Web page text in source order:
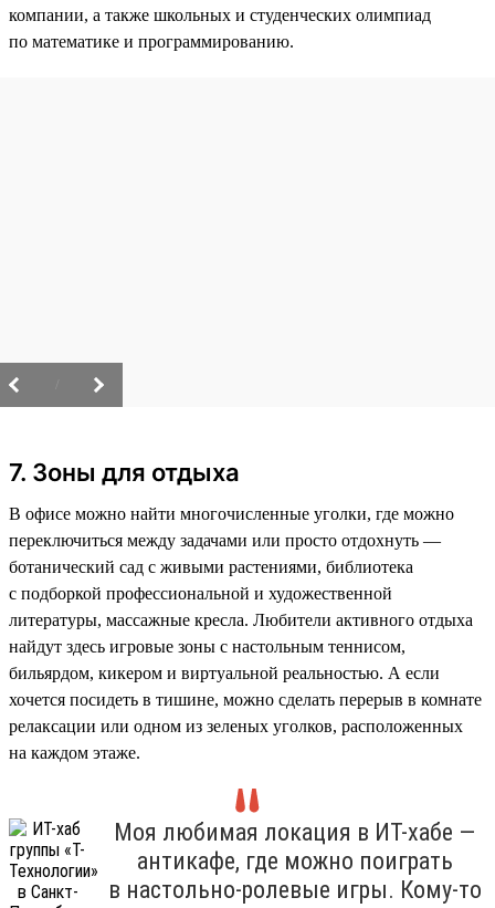
компании, а также школьных и студенческих олимпиад
по математике и программированию.
7. Зоны для отдыха
В офисе можно найти многочисленные уголки, где можно
переключиться между задачами или просто отдохнуть —
ботанический сад с живыми растениями, библиотека
с подборкой профессиональной и художественной
литературы, массажные кресла. Любители активного отдыха
найдут здесь игровые зоны с настольным теннисом,
бильярдом, кикером и виртуальной реальностью. А если
хочется посидеть в тишине, можно сделать перерыв в комнате
релаксации или одном из зеленых уголков, расположенных
на каждом этаже.
Моя любимая локация в ИТ-хабе —
антикафе, где можно поиграть
в настольно-ролевые игры. Кому-то